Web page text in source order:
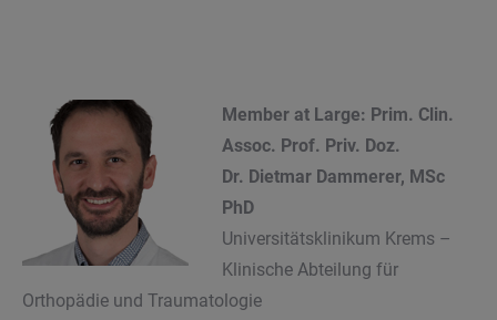
Member at Large: Prim. Clin.
Assoc. Prof. Priv. Doz.
Dr. Dietmar Dammerer, MSc
PhD
Universitätsklinikum Krems –
Klinische Abteilung für
Orthopädie und Traumatologie